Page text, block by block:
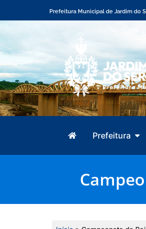
Prefeitura Municipal de Jardim do
Prefeitura